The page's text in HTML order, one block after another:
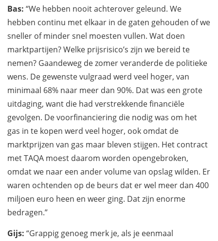
Bas: “We hebben nooit achterover geleund. We
hebben continu met elkaar in de gaten gehouden of we
sneller of minder snel moesten vullen. Wat doen
marktpartijen? Welke prijsrisico’s zijn we bereid te
nemen? Gaandeweg de zomer veranderde de politieke
wens. De gewenste vulgraad werd veel hoger, van
minimaal 68% naar meer dan 90%. Dat was een grote
uitdaging, want die had verstrekkende financiële
gevolgen. De voorfinanciering die nodig was om het
gas in te kopen werd veel hoger, ook omdat de
marktprijzen van gas maar bleven stijgen. Het contract
met TAQA moest daarom worden opengebroken,
omdat we naar een ander volume van opslag wilden. Er
waren ochtenden op de beurs dat er wel meer dan 400
miljoen euro heen en weer ging. Dat zijn enorme
bedragen.”
Gijs: “Grappig genoeg merk je, als je eenmaal